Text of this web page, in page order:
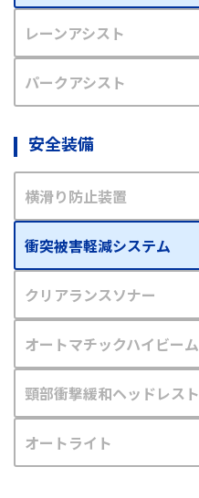
レーンアシスト
パークアシスト
安全装備
横滑り防止装置
衝突被害軽減システム
クリアランスソナー
オートマチックハイビーム
頸部衝撃緩和ヘッドレスト
オートライト